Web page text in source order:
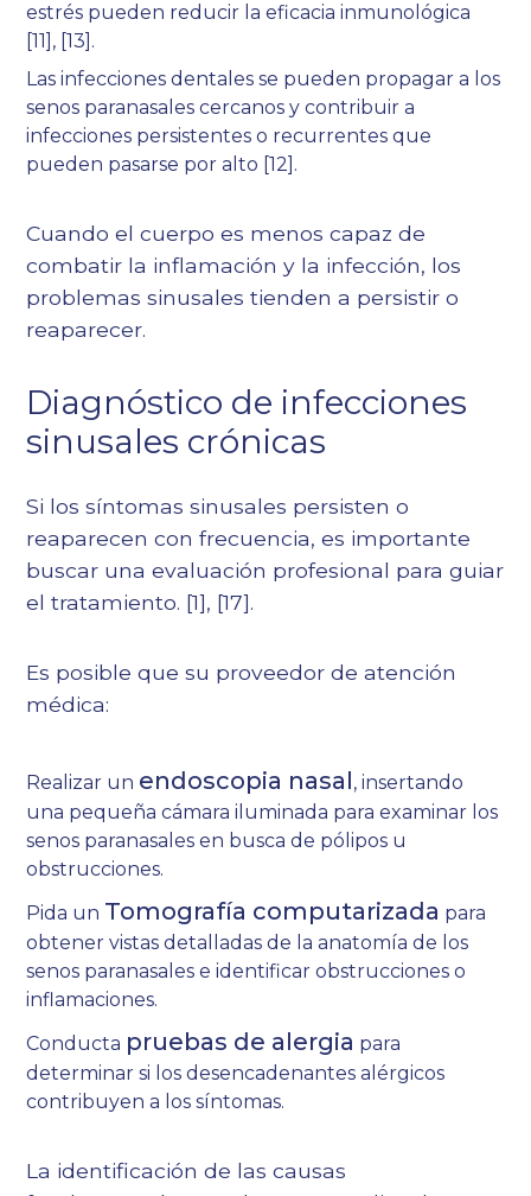
estrés pueden reducir la eficacia inmunológica
[11], [13].
Las infecciones dentales se pueden propagar a los
senos paranasales cercanos y contribuir a
infecciones persistentes o recurrentes que
pueden pasarse por alto [12].
Cuando el cuerpo es menos capaz de
combatir la inflamación y la infección, los
problemas sinusales tienden a persistir o
reaparecer.
Diagnóstico de infecciones
sinusales crónicas
Si los síntomas sinusales persisten o
reaparecen con frecuencia, es importante
buscar una evaluación profesional para guiar
el tratamiento. [1], [17].
Es posible que su proveedor de atención
médica:
Realizar un endoscopia nasal, insertando
una pequeña cámara iluminada para examinar los
senos paranasales en busca de pólipos u
obstrucciones.
Pida un Tomografía computarizada para
obtener vistas detalladas de la anatomía de los
senos paranasales e identificar obstrucciones o
inflamaciones.
Conducta pruebas de alergia para
determinar si los desencadenantes alérgicos
contribuyen a los síntomas.
La identificación de las causas